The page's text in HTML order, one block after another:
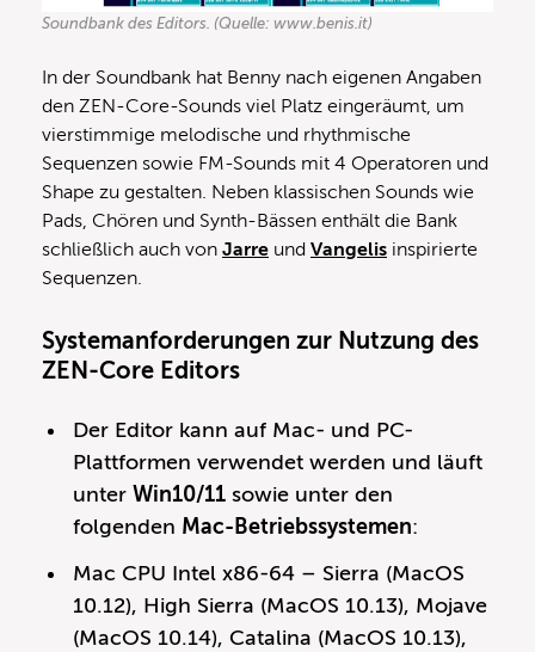
Soundbank des Editors. (Quelle: www.benis.it)
In der Soundbank hat Benny nach eigenen Angaben
den ZEN-Core-Sounds viel Platz eingeräumt, um
vierstimmige melodische und rhythmische
Sequenzen sowie FM-Sounds mit 4 Operatoren und
Shape zu gestalten. Neben klassischen Sounds wie
Pads, Chören und Synth-Bässen enthält die Bank
schließlich auch von Jarre und Vangelis inspirierte
Sequenzen.
Systemanforderungen zur Nutzung des
ZEN-Core Editors
Der Editor kann auf Mac- und PC-
Plattformen verwendet werden und läuft
unterWin10/11 sowie unter den
folgenden Mac-Betriebssystemen:
Mac CPU Intel x86-64 – Sierra (MacOS
10.12), High Sierra (MacOS 10.13), Mojave
(MacOS 10.14), Catalina (MacOS 10.13),